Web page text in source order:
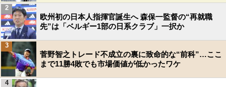
欧州初の日本人指揮官誕生へ 森保一監督の“再就職
先”は「ベルギー1部の日系クラブ」一択か
2
菅野智之トレード不成立の裏に致命的な“前科”…ここ
まで11勝4敗でも市場価値が低かったワケ
3
4